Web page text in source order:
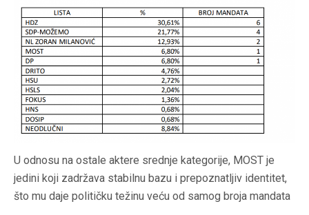
U odnosu na ostale aktere srednje kategorije, MOST je
jedini koji zadržava stabilnu bazu i prepoznatljiv identitet,
što mu daje političku težinu veću od samog broja mandata